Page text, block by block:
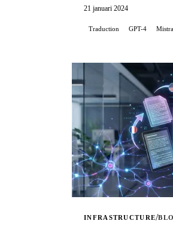
21 januari 2024
Traduction GPT-4
INFRASTRUCTURE/